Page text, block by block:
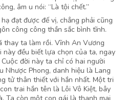
âm u nói: “Là tội chết.”
đạt được đế vị, chẳng phải cũng
công công thần sắc bình tĩnh.
thay ta làm rồi. Vĩnh An Vương
này đều biết lựa chọn của ta, ngay
đời này ta chỉ có hai người
Nhược Phong, danh hiệu là Lang
tử thân thiết với hắn nhất. Một tri
trai hắn tên là Lôi Vô Kiệt, bây